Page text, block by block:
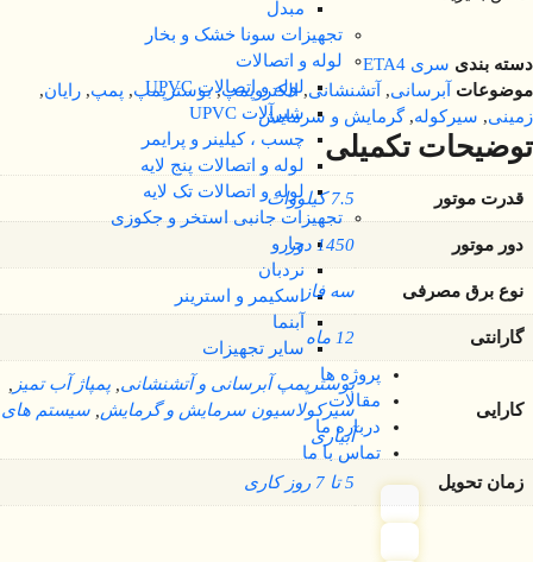
مبدل
تجهیزات سونا خشک و بخار
لوله و اتصالات
لوله و اتصالات UPVC
شیرآلات UPVC
چسب ، کیلینر و پرایمر
لوله و اتصالات پنج لایه
لوله و اتصالات تک لایه
تجهیزات جانبی استخر و جکوزی
جارو
نردبان
اسکیمر و استرینر
آبنما
سایر تجهیزات
پروژه ها
مقالات
درباره ما
تماس با ما
دسته بندی سری ETA4
موضوعات
آبرسانی, آتشنشانی,الکتروپمپ,بوسترپمپ, پمپ, رایان,
زمینی, سیرکوله,گرمایش و سرمایش
توضیحات تکمیلی
قدرت موتور 7.5 کیلووات
دور موتور 1450 دور
نوع برق مصرفی سه فاز
گارانتی 12 ماه
کارایی
بوسترپمپ آبرسانی و آتشنشانی پمپاژ آب تمیز
سیرکولاسیون سرمایش و گرمایش سیستم های
آبیاری
زمان تحویل 5 تا 7 روز کاری